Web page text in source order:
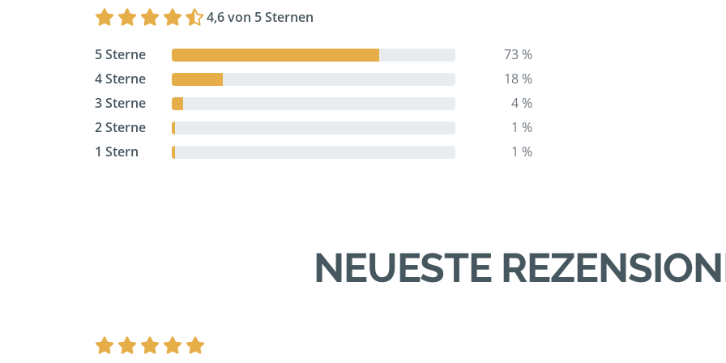
4,6 von 5 Sternen
5 Sterne
73 %
4 Sterne
18 %
3 Sterne
4 %
2 Sterne
1 %
1 Stern
1 %
NEUESTE